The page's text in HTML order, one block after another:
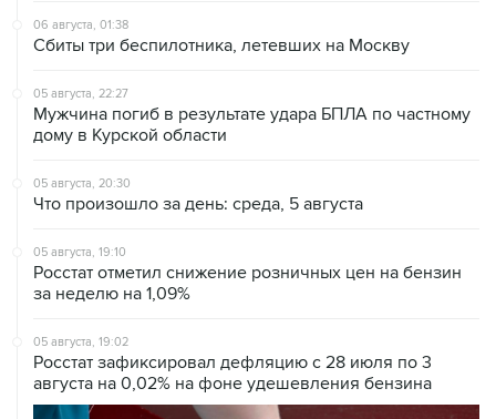
06 августа, 01:38
Сбиты три беспилотника, летевших на Москву
05 августа, 22:27
Мужчина погиб в результате удара БПЛА по частному
дому в Курской области
05 августа, 20:30
Что произошло за день: среда, 5 августа
05 августа, 19:10
Росстат отметил снижение розничных цен на бензин
за неделю на 1,09%
05 августа, 19:02
Росстат зафиксировал дефляцию с 28 июля по 3
августа на 0,02% на фоне удешевления бензина